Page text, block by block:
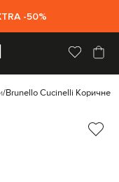
-50%
Brunello Cucinelli